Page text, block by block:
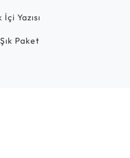
İçi Yazısı
Paket